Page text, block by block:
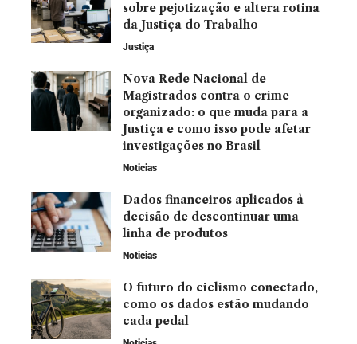
sobre pejotização e altera rotina
da Justiça do Trabalho
Justiça
Nova Rede Nacional de
Magistrados contra o crime
organizado: o que muda para a
Justiça e como isso pode afetar
investigações no Brasil
Noticias
Dados financeiros aplicados à
decisão de descontinuar uma
linha de produtos
Noticias
O futuro do ciclismo conectado,
como os dados estão mudando
cada pedal